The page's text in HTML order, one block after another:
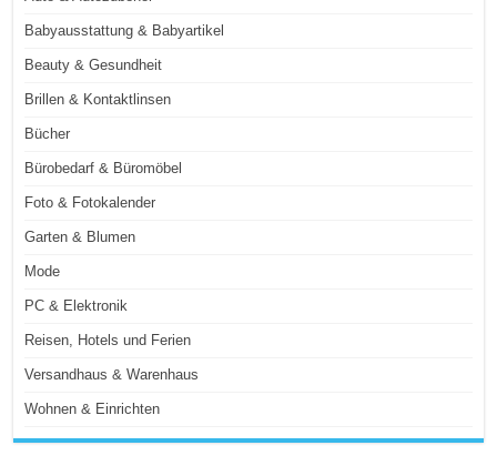
Babyausstattung & Babyartikel
Beauty & Gesundheit
Brillen & Kontaktlinsen
Bücher
Bürobedarf & Büromöbel
Foto & Fotokalender
Garten & Blumen
Mode
PC & Elektronik
Reisen, Hotels und Ferien
Versandhaus & Warenhaus
Wohnen & Einrichten